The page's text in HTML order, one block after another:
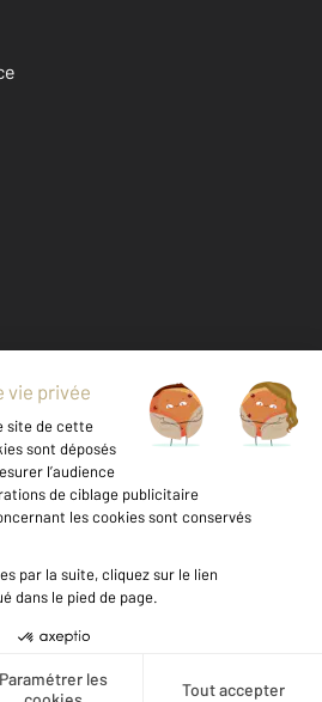
CGU et Barèmes d'honoraires
personnelles
des cookies
de GOUSSAINVILLE (95190)